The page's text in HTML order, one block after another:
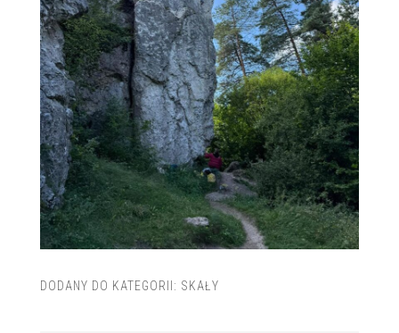
DODANY DO KATEGORII: SKAŁY